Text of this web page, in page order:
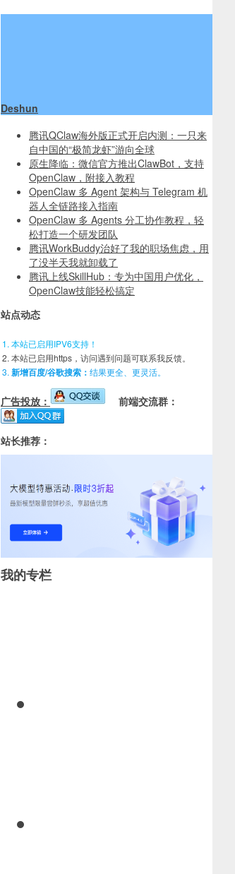
Deshun
腾讯QClaw海外版正式开启内测：一只来
自中国的“极简龙虾”游向全球
原生降临：微信官方推出ClawBot，支持
OpenClaw，附接入教程
OpenClaw 多 Agent 架构与 Telegram 机
器人全链路接入指南
OpenClaw 多 Agents 分工协作教程，轻
松打造一个研发团队
腾讯WorkBuddy治好了我的职场焦虑，用
了没半天我就卸载了
腾讯上线SkillHub：专为中国用户优化，
OpenClaw技能轻松搞定
站点动态
本站已启用IPV6支持！
本站已启用https，访问遇到问题可联系我反馈。
新增百度/谷歌搜索： 结果更全、更灵活。
广告投放： 前端交流群：
站长推荐：
我的专栏